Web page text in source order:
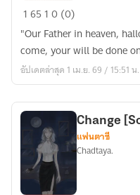
|Gachiakuta|Au|OOC
demon
in
disguise
165 10 (0)
"Our Father in heaven,
come, your will be done
อัปเดตล่าสุด 1 เม.ย. 69 / 15:51 น.
Change
แฟนตาซี
Chadtaya.